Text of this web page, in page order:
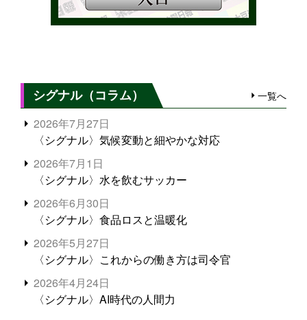
シグナル（コラム） 一覧へ
2026年7月27日
〈シグナル〉気候変動と細やかな対応
2026年7月1日
〈シグナル〉水を飲むサッカー
2026年6月30日
〈シグナル〉食品ロスと温暖化
2026年5月27日
〈シグナル〉これからの働き方は司令官
2026年4月24日
〈シグナル〉AI時代の人間力